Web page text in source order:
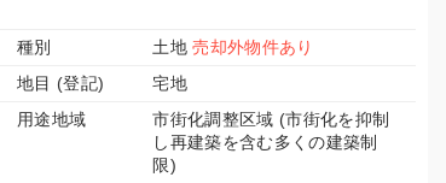
種別 土地売却外物件あり
地目 (登記)
宅地
用途地域
市街化調整区域 (市街化を抑制
し再建築を含む多くの建築制
限)